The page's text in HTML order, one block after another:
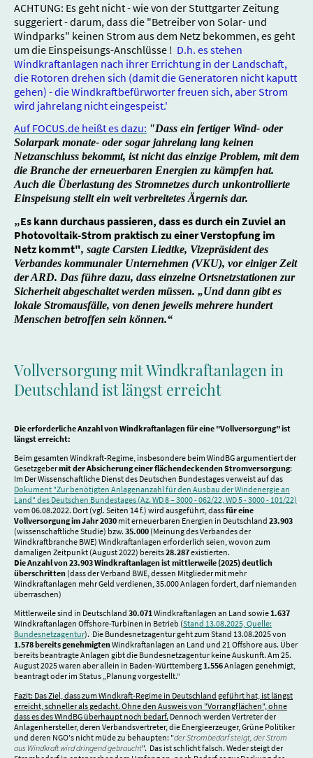
ACHTUNG: Es geht nicht - wie von der Stuttgarter Zeitung
suggeriert - darum, dass die "Betreiber von Solar- und
Windparks" keinen Strom aus dem Netz bekommen, es geht
um die Einspeisungs-Anschlüsse ! D.h. es stehen
Windkraftanlagen nach ihrer Errichtung in der Landschaft,
die Rotoren drehen sich (damit die Generatoren nicht kaputt
gehen) - die Windkraftbefürworter freuen sich, aber Strom
wird jahrelang nicht eingespeist.'
Auf FOCUS.de heißt es dazu: "Dass ein fertiger Wind- oder
Solarpark monate- oder sogar jahrelang lang keinen
Netzanschluss bekommt, ist nicht das einzige Problem, mit dem
die Branche der erneuerbaren Energien zu kämpfen hat.
Auch die Überlastung des Stromnetzes durch unkontrollierte
Einspeisung stellt ein weit verbreitetes Ärgernis dar.
„Es kann durchaus passieren, dass es durch ein Zuviel an
Photovoltaik-Strom praktisch zu einer Verstopfung im
Netz kommt", sagte Carsten Liedtke, Vizepräsident des
Verbandes kommunaler Unternehmen (VKU), vor einiger Zeit
der ARD. Das führe dazu, dass einzelne Ortsnetzstationen zur
Sicherheit abgeschaltet werden müssen. „Und dann gibt es
lokale Stromausfälle, von denen jeweils mehrere hundert
Menschen betroffen sein können.“
Vollversorgung mit Windkraftanlagen in
Deutschland ist längst erreicht
Die erforderliche Anzahl von Windkraftanlagen für eine "Vollversorgung" ist
längst erreicht:
Beim gesamten Windkraft-Regime, insbesondere beim WindBG argumentiert der
Gesetzgebermit der Absicherung einer flächendeckenden Stromversorgung:
Im Der Wissenschaftliche Dienst des Deutschen Bundestages verweist auf das
Dokument "Zur benötigten Anlagenanzahl für den Ausbau der Windenergie an
Land" des Deutschen Bundestages (Az. WD 8 – 3000 - 062/22, WD 5 - 3000 - 101/22)
vom 06.08.2022. Dort (vgl. Seiten 14 f.) wird ausgeführt,dassfür eine
Vollversorgung im Jahr 2030 mit erneuerbaren Energien in Deutschland 23.903
(wissenschaftliche Studie) bzw. 35.000 (Meinung des Verbandes der
Windkraftbranche BWE) Windkraftanlagen erforderlich seien, wovon zum
damaligen Zeitpunkt (August 2022) bereits28.287existierten.
Die Anzahl von 23.903 Windkraftanlagen ist mittlerweile (2025) deutlich
überschritten (dass der Verband BWE, dessen Mitglieder mit mehr
Windkraftanlagen mehr Geld verdienen, 35.000 Anlagen fordert, darf niemanden
überraschen)
Mittlerweile sind in Deutschland 30.071Windkraftanlagen an Land sowie1.637
Windkraftanlagen Offshore-Turbinen in Betrieb (Stand 13.08.2025, Quelle:
Bundesnetzagentur). Die Bundesnetzagentur geht zum Stand 13.08.2025 von
1.578 bereits genehmigtenWindkraftanlagen an Land und 21 Offshore aus. Über
bereits beantragte Anlagen gibt die Bundesnetzagentur keine Auskunft. Am 25.
August 2025 waren aber allein in Baden-Württemberg1.556Anlagen genehmigt,
beantragt oder im Status „Planung vorgestellt.“
Fazit: Das Ziel, dass zum Windkraft-Regime in Deutschland geführt hat, ist längst
erreicht, schneller als gedacht. Ohne den Ausweis von "Vorrangflächen", ohne
dass es des WindBG überhaupt noch bedarf. Dennoch werden Vertreter der
Anlagenhersteller, deren Verbandsvertreter, die Energieerzeuger, Grüne Politiker
und deren NGO's nicht müde zu behaupten: "der Strombedarf steigt, der Strom
aus Windkraft wird dringend gebraucht". Das ist schlicht falsch. Weder steigt der